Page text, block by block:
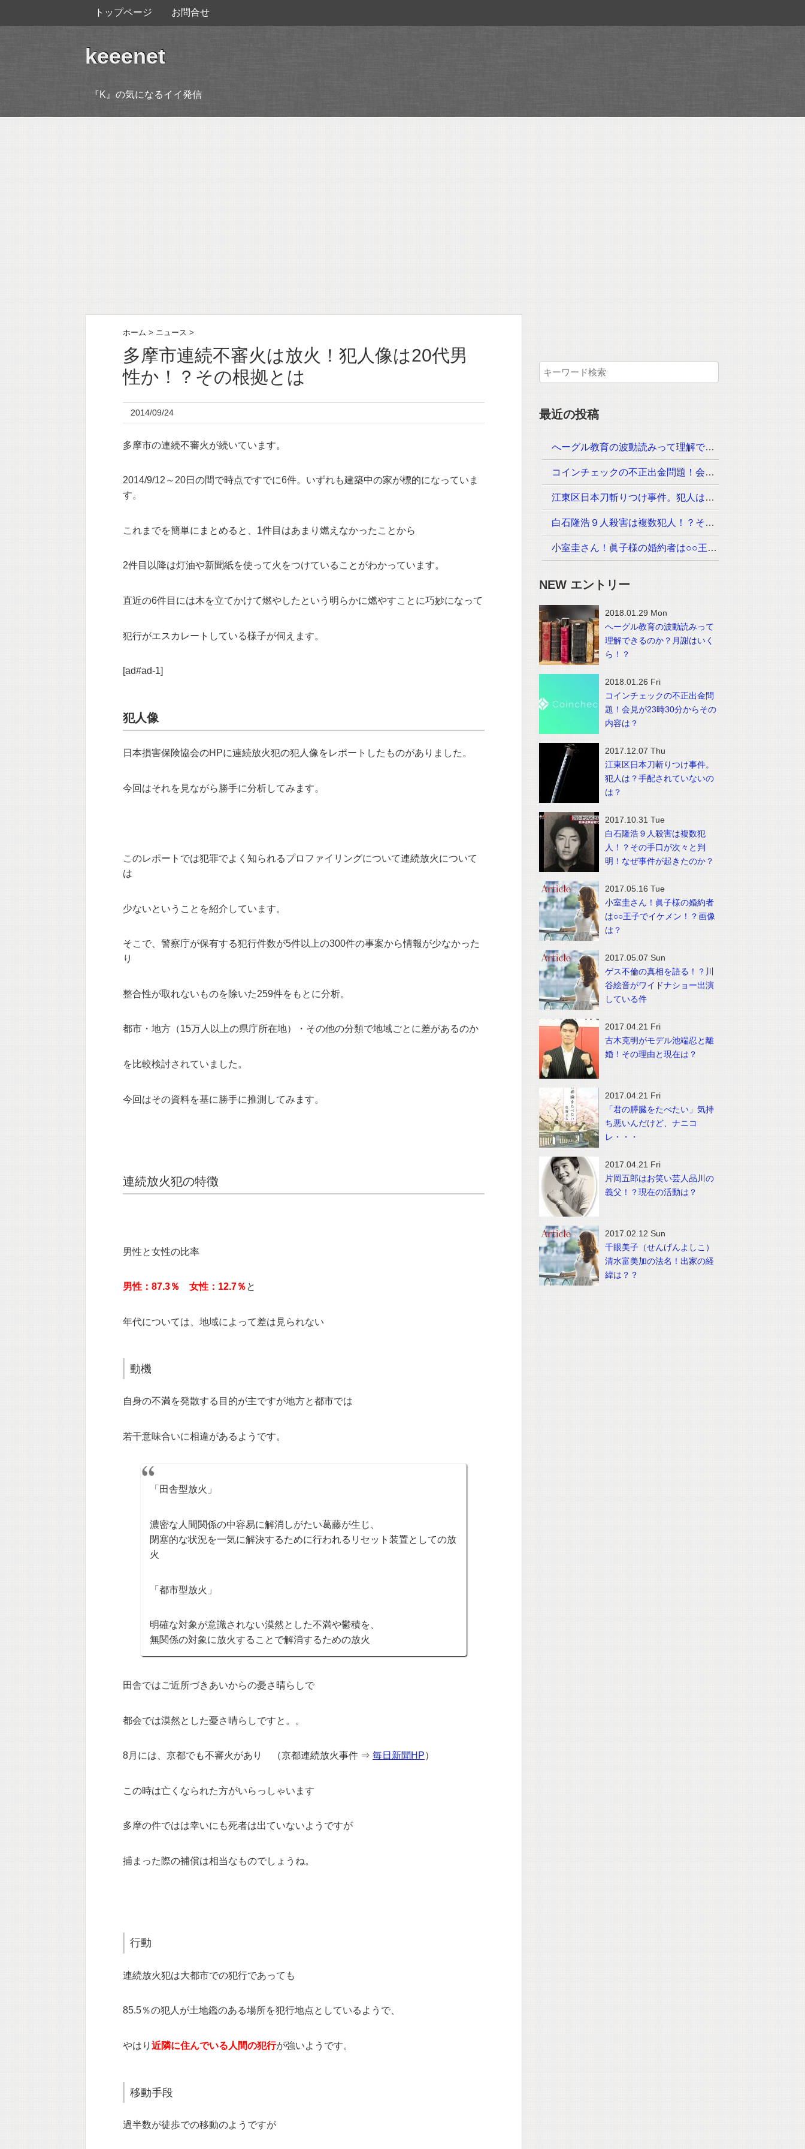
トップページ お問合せ
keeenet
『K』の気になるイイ発信
ホーム > ニュース >
多摩市連続不審火は放火！犯人像は20代男
性か！？その根拠とは
2014/09/24
多摩市の連続不審火が続いています。
2014/9/12～20日の間で時点ですでに6件。いずれも建築中の家が標的になっていま
す。
これまでを簡単にまとめると、1件目はあまり燃えなかったことから
2件目以降は灯油や新聞紙を使って火をつけていることがわかっています。
直近の6件目には木を立てかけて燃やしたという明らかに燃やすことに巧妙になって
犯行がエスカレートしている様子が伺えます。
[ad#ad-1]
犯人像
日本損害保険協会のHPに連続放火犯の犯人像をレポートしたものがありました。
今回はそれを見ながら勝手に分析してみます。
このレポートでは犯罪でよく知られるプロファイリングについて連続放火について
は
少ないということを紹介しています。
そこで、警察庁が保有する犯行件数が5件以上の300件の事案から情報が少なかった
り
整合性が取れないものを除いた259件をもとに分析。
都市・地方（15万人以上の県庁所在地）・その他の分類で地域ごとに差があるのか
を比較検討されていました。
今回はその資料を基に勝手に推測してみます。
連続放火犯の特徴
男性と女性の比率
男性：87.3％ 女性：12.7％ と
年代については、地域によって差は見られない
動機
自身の不満を発散する目的が主ですが地方と都市では
若干意味合いに相違があるようです。
「田舎型放火」
濃密な人間関係の中容易に解消しがたい葛藤が生じ、
閉塞的な状況を一気に解決するために行われるリセット装置としての放
火
「都市型放火」
明確な対象が意識されない漠然とした不満や鬱積を、
無関係の対象に放火することで解消するための放火
田舎ではご近所づきあいからの憂さ晴らしで
都会では漠然とした憂さ晴らしですと。。
8月には、京都でも不審火があり （京都連続放火事件 ⇒ 毎日新聞HP）
この時は亡くなられた方がいらっしゃいます
多摩の件ではは幸いにも死者は出ていないようですが
捕まった際の補償は相当なものでしょうね。
行動
連続放火犯は大都市での犯行であっても
85.5％の犯人が土地鑑のある場所を犯行地点としているようで、
やはり 近隣に住んでいる人間の犯行が強いようです。
移動手段
過半数が徒歩での移動のようですが
最近の投稿
へーグル教育の波動読みって理解できるのか？月謝はいくら！？
コインチェックの不正出金問題！会見が23時30分からその内容は？
江東区日本刀斬りつけ事件。犯人は？手配されていないのは？
白石隆浩９人殺害は複数犯人！？その手口が次々と判明！なぜ事件が起きたのか？
小室圭さん！眞子様の婚約者は○○王子でイケメン！？画像は？
NEW エントリー
2018.01.29 Mon
へーグル教育の波動読みって
理解できるのか？月謝はいく
ら！？
2018.01.26 Fri
コインチェックの不正出金問
題！会見が23時30分からその
内容は？
2017.12.07 Thu
江東区日本刀斬りつけ事件。
犯人は？手配されていないの
は？
2017.10.31 Tue
白石隆浩９人殺害は複数犯
人！？その手口が次々と判
明！なぜ事件が起きたのか？
2017.05.16 Tue
小室圭さん！眞子様の婚約者
は○○王子でイケメン！？画像
は？
2017.05.07 Sun
ゲス不倫の真相を語る！？川
谷絵音がワイドナショー出演
している件
2017.04.21 Fri
古木克明がモデル池端忍と離
婚！その理由と現在は？
2017.04.21 Fri
「君の膵臓をたべたい」気持
ち悪いんだけど、ナニコ
レ・・・
2017.04.21 Fri
片岡五郎はお笑い芸人品川の
義父！？現在の活動は？
2017.02.12 Sun
千眼美子（せんげんよしこ）
清水富美加の法名！出家の経
緯は？？